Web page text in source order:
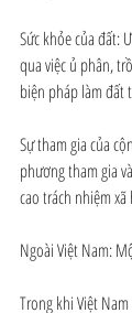
Sức khỏe của đất:
qua việc ủ phân,
biện pháp làm đất
Sự tham gia của
phương tham gia
cao trách nhiệm
Ngoài Việt Nam:
Trong khi Việt